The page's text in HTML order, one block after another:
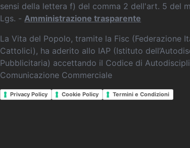
sensi della lettera f) del comma 2 dell'art. 5 del
Lgs. -Amministrazione trasparente
La Vita del Popolo, tramite la Fisc (Federazione
Cattolici), ha aderito allo IAP (Istituto
Pubblicitaria) accettando il Codice di
Comunicazione Commerciale
Privacy Policy Cookie Policy Termini e Condizioni